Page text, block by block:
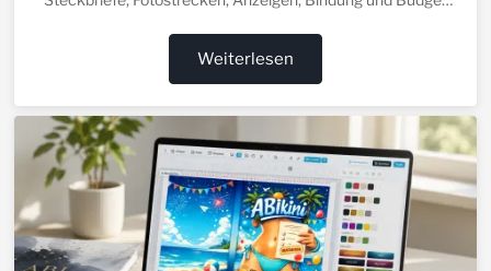
werden.
Weiterlesen